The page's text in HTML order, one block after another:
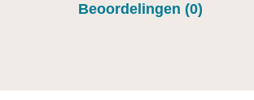
Beoordelingen (0)